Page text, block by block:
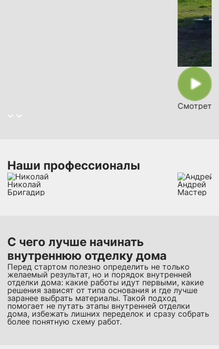
Смотреть
Наши профессионалы
Николай
Бригадир
Андрей
Мастер
С чего лучше начинать
внутреннюю отделку дома
Перед стартом полезно определить не только
желаемый результат, но и порядок внутренней
отделки дома: какие работы идут первыми, какие
решения зависят от типа основания и где лучше
заранее выбрать материалы. Такой подход
помогает не путать этапы внутренней отделки
дома, избежать лишних переделок и сразу собрать
более понятную схему работ.